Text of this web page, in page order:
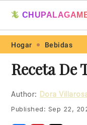
Skip
primary
navigation
Skip
main
content
Skip
primary
sidebar
Skip
footer
🦎
Hogar Bebidas
Receta De
Author: Dora
Published: Sep 22,